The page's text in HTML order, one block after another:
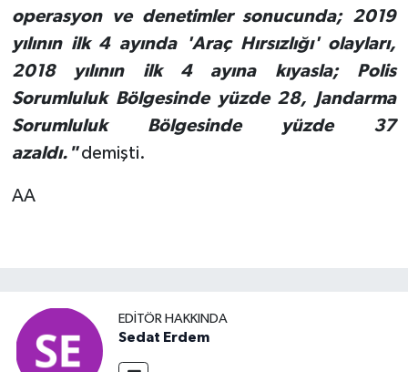
operasyon ve denetimler sonucunda; 2019
yılının ilk 4 ayında 'Araç Hırsızlığı' olayları,
2018 yılının ilk 4 ayına kıyasla; Polis
Sorumluluk Bölgesinde yüzde 28, Jandarma
Sorumluluk Bölgesinde yüzde 37
azaldı."demişti.
AA
EDITÖR HAKKINDA
Sedat Erdem